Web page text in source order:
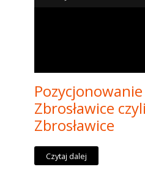
Zbrosławice
Zbrosławice
Czytaj dalej